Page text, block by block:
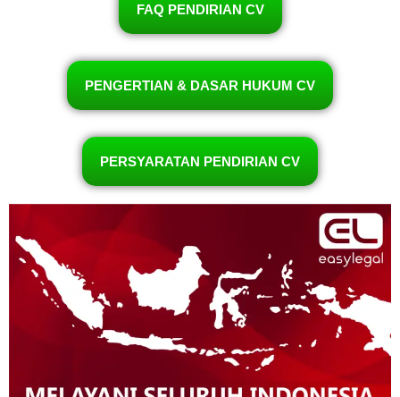
FAQ PENDIRIAN CV
PENGERTIAN & DASAR HUKUM CV
PERSYARATAN PENDIRIAN CV